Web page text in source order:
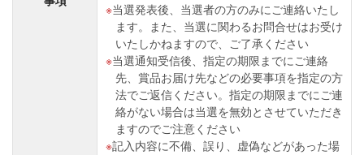
当選発表後、当選者の方のみにご連絡いたし
ます。また、当選に関わるお問合せはお受け
いたしかねますので、ご了承ください
当選通知受信後、指定の期限までにご連絡
先、賞品お届け先などの必要事項を指定の方
法でご返信ください。指定の期限までにご連
絡がない場合は当選を無効とさせていただき
ますのでご注意ください
記入内容に不備、誤り、虚偽などがあった場